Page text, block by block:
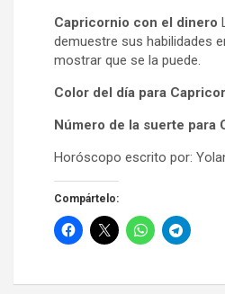
Capricornio con el dinero
demuestre sus habilidades
mostrar que se la puede.
Color del día para
Número de la suerte para
Horóscopo escrito por:
Compártelo: